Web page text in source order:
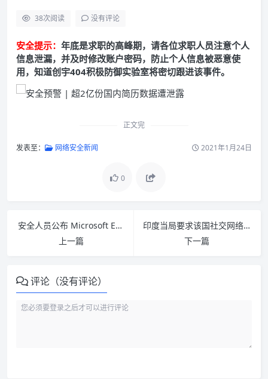
38次阅读 没有评论
安全提示： 年底是求职的高峰期，请各位求职人员注意个人
信息泄漏，并及时修改账户密码，防止个人信息被恶意使
用，知道创宇404积极防御实验室将密切跟进该事件。
正文完
发表至： 网络安全新闻 2021年1月24日
0
安全人员公布 Microsoft Edge 的最新远程漏洞
上一篇
印度当局要求该国社交网络使用微软的 PhotoDNA 扫描所有图片
下一篇
评论（没有评论）